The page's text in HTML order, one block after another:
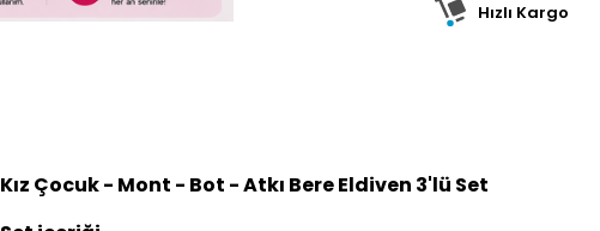
Hızlı Kargo
Kız Çocuk - Mont - Bot - Atkı Bere Eldiven 3'lü Set